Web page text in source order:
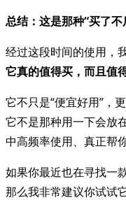
总结：这是那种“买了
经过这段时间的使用，
它真的值得买，而且值
它不只是“便宜好用”，
它不是那种用一下会放
中高频率使用、真正帮
如果你最近也在寻找一
那么我非常建议你试试它